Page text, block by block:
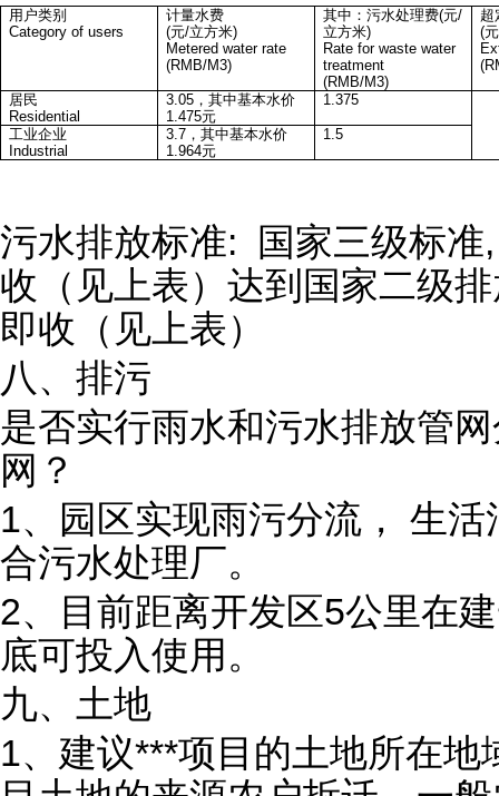
用户类别
Category of users
计量水费
(元/立方米)
Metered water rate
(RMB/M3)
其中：污水处理费(元/
立方米)
Rate for waste water
treatment
(RMB/M3)
超
(
居民
Residential
3.05，其中基本水价
1.475元
1.375
工业企业
Industrial
3.7，其中基本水价
1.964元
1.5
污水排放标准: 国家三级标准
收（见上表）达到国家二级
即收（见上表）
八、排污
是否实行雨水和污水排放管
网？
1、园区实现雨污分流， 生
合污水处理厂。
2、目前距离开发区5公里在
底可投入使用。
九、土地
1、建议***项目的土地所在